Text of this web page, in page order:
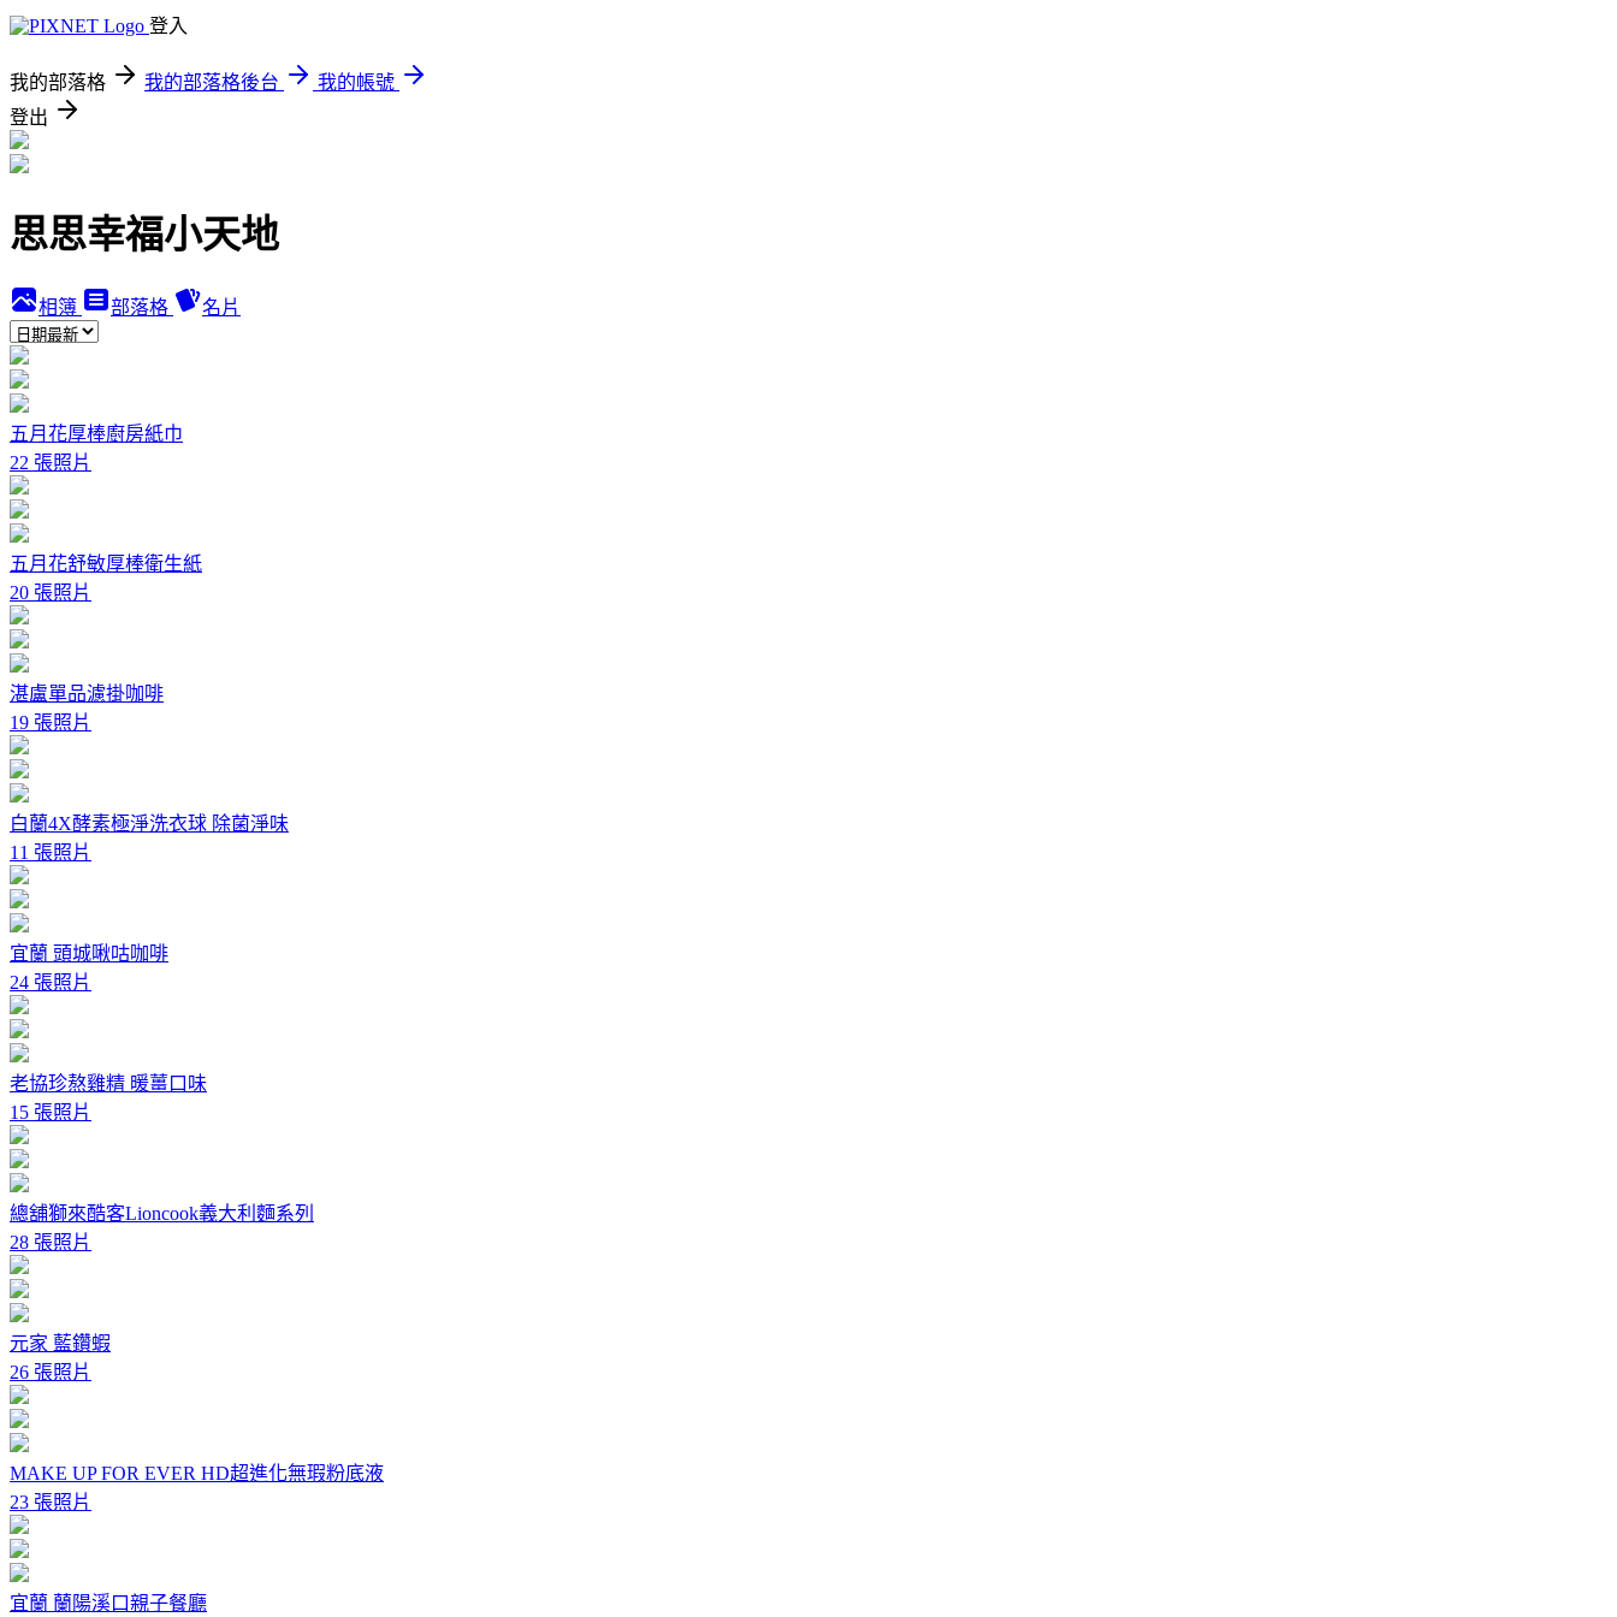
登入
我的部落格 我的部落格後台
我的帳號
登出
思思幸福小天地
相簿 部落格 名片
五月花厚棒廚房紙巾
22 張照片
五月花舒敏厚棒衛生紙
20 張照片
湛盧單品濾掛咖啡
19 張照片
白蘭4X酵素極淨洗衣球 除菌淨味
11 張照片
宜蘭 頭城啾咕咖啡
24 張照片
老協珍熬雞精 暖薑口味
15 張照片
總舖獅來酷客Lioncook義大利麵系列
28 張照片
元家 藍鑽蝦
26 張照片
MAKE UP FOR EVER HD超進化無瑕粉底液
23 張照片
宜蘭 蘭陽溪口親子餐廳